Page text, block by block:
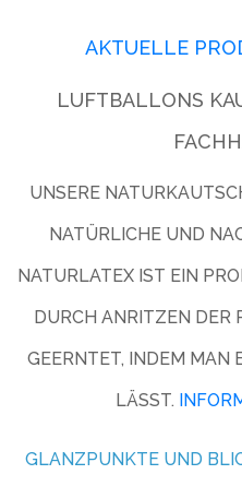
AKTUELLE
LUFTBALLONS
UNSERE
NATÜRLICHE UND
NATURLATEX IST EIN
DURCH ANRITZEN DER
GEERNTET, INDEM MAN
ÄSST.
GLANZPUNKTE UND